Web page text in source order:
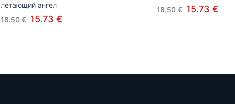
летающий ангел
18.50 € 15.73 €
18.50 € 15.73 €